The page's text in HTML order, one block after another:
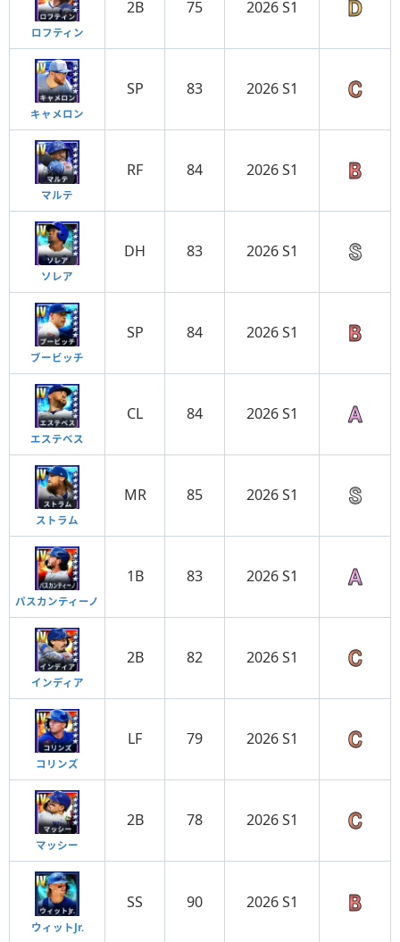
ロフティン
2B 75 2026 S1
キャメロン
SP 83 2026 S1
マルテ
RF 84 2026 S1
ソレア
DH 83 2026 S1
ブービッチ
SP 84 2026 S1
エステベス
CL 84 2026 S1
ストラム
MR 85 2026 S1
パスカンティーノ
1B 83 2026 S1
インディア
2B 82 2026 S1
コリンズ
LF 79 2026 S1
マッシー
2B 78 2026 S1
ウィットJr.
SS 90 2026 S1